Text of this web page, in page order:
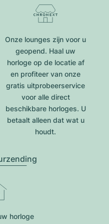
Onze lounges zijn voor u
geopend. Haal uw
horloge op de locatie af
en profiteer van onze
gratis uitprobeerservice
voor alle direct
beschikbare horloges. U
betaalt alleen dat wat u
houdt.
horloge